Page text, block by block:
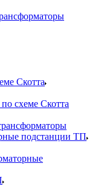
Скотта
схеме Скотта
подстанции ТП